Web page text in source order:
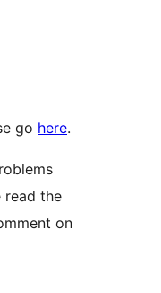
go here.
read the
on